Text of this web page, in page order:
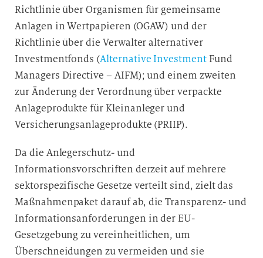
Richtlinie über Organismen für gemeinsame
Anlagen in Wertpapieren (OGAW) und der
Richtlinie über die Verwalter alternativer
Investmentfonds (Alternative InvestmentFund
Managers Directive – AIFM); und einem zweiten
zur Änderung der Verordnung über verpackte
Anlageprodukte für Kleinanleger und
Versicherungsanlageprodukte (PRIIP).
Da die Anlegerschutz- und
Informationsvorschriften derzeit auf mehrere
sektorspezifische Gesetze verteilt sind, zielt das
Maßnahmenpaket darauf ab, die Transparenz- und
Informationsanforderungen in der EU-
Gesetzgebung zu vereinheitlichen, um
Überschneidungen zu vermeiden und sie